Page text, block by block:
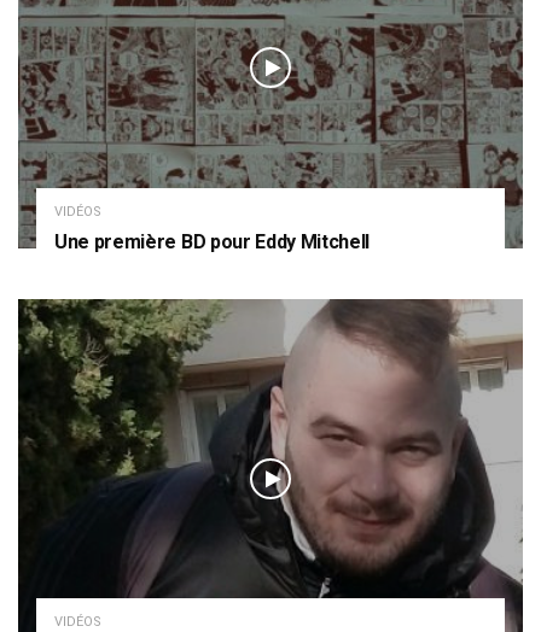
VIDÉOS
Une première BD pour Eddy Mitchell
VIDÉOS